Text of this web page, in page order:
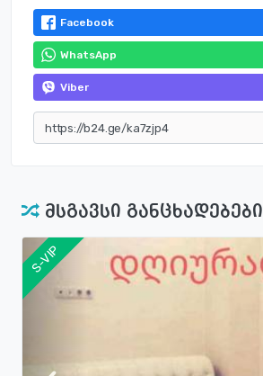
Facebook
WhatsApp
Viber
მსგავსი განცხადებები
S-VIP